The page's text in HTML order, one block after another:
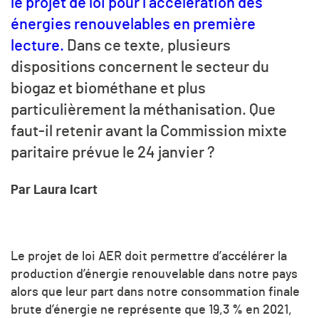
énergies renouvelables en première
lecture. Dans ce texte, plusieurs
dispositions concernent le secteur du
biogaz et biométhane et plus
particulièrement la méthanisation. Que
faut-il retenir avant la Commission mixte
paritaire prévue le 24 janvier ?
Par Laura Icart
Le projet de loi AER doit permettre d’accélérer la
production d’énergie renouvelable dans notre pays
alors que leur part dans notre consommation finale
brute d’énergie ne représente que 19,3 % en 2021,